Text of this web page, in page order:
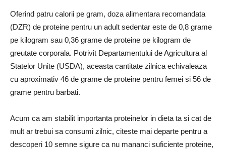
Oferind patru calorii pe gram, doza alimentara recomandata
(DZR) de proteine ​​pentru un adult sedentar este de 0,8 grame
pe kilogram sau 0,36 grame de proteine ​​pe kilogram de
greutate corporala. Potrivit Departamentului de Agricultura al
Statelor Unite (USDA), aceasta cantitate zilnica echivaleaza
cu aproximativ 46 de grame de proteine ​​pentru femei si 56 de
grame pentru barbati.
Acum ca am stabilit importanta proteinelor in dieta ta si cat de
mult ar trebui sa consumi zilnic, citeste mai departe pentru a
descoperi 10 semne sigure ca nu mananci suficiente proteine,